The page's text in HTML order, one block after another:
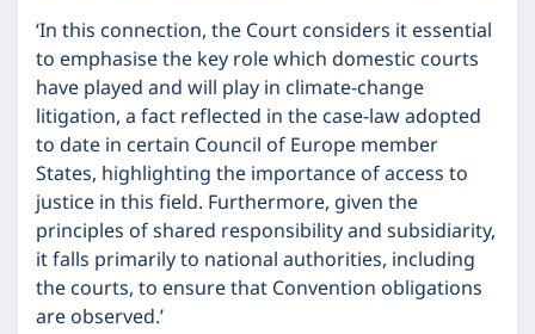
‘In this connection, the Court considers it essential
to emphasise the key role which domestic courts
have played and will play in climate-change
litigation, a fact reflected in the case-law adopted
to date in certain Council of Europe member
States, highlighting the importance of access to
justice in this field. Furthermore, given the
principles of shared responsibility and subsidiarity,
it falls primarily to national authorities, including
the courts, to ensure that Convention obligations
are observed.’